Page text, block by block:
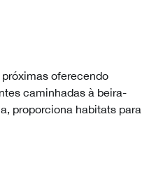
oferecendo
caminhadas à beira-
proporciona habitats para